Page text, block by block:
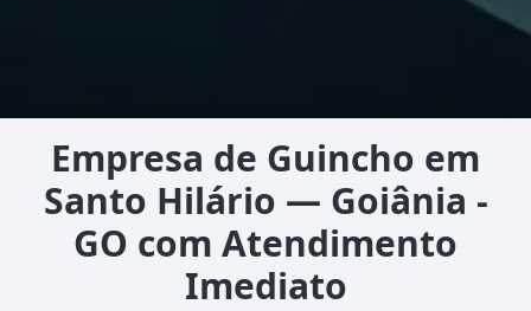
Empresa de Guincho em
Santo Hilário — Goiânia -
GO com Atendimento
Imediato